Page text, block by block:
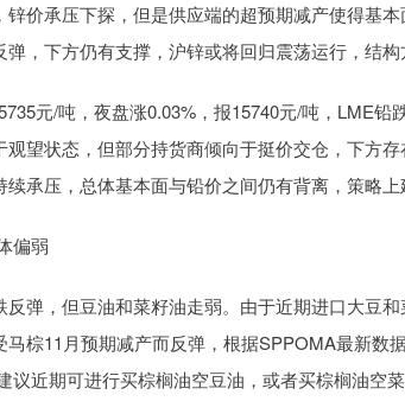
价承压下探，但是供应端的超预期减产使得基
，下方仍有支撑，沪锌或将回归震荡运行，结构
元/吨，夜盘涨0.03%，报15740元/吨，LME铅
望状态，但部分持货商倾向于挺价交仓，下方
承压，总体基本面与铅价之间仍有背离，策略上
偏弱
弹，但豆油和菜籽油走弱。由于近期进口大豆
棕11月预期减产而反弹，根据SPPOMA最新数
近期可进行买棕榈油空豆油，或者买棕榈油空菜